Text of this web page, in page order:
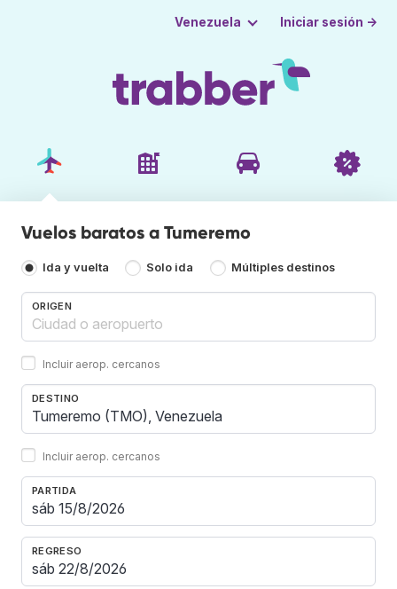
Venezuela Iniciar sesión →
Vuelos baratos a Tumeremo
Ida y vuelta Solo ida Múltiples destinos
ORIGEN
Incluir aerop. cercanos
DESTINO
Incluir aerop. cercanos
PARTIDA
REGRESO